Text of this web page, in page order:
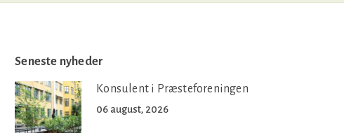
Seneste nyheder
Konsulent i Præsteforeningen
06 august, 2026